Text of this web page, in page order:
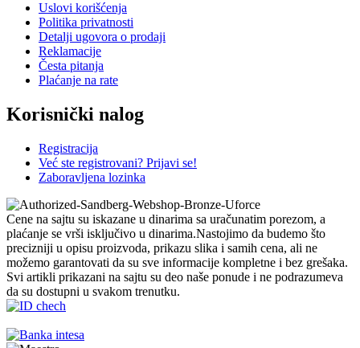
Uslovi korišćenja
Politika privatnosti
Detalji ugovora o prodaji
Reklamacije
Česta pitanja
Plaćanje na rate
Korisnički nalog
Registracija
Već ste registrovani? Prijavi se!
Zaboravljena lozinka
Cene na sajtu su iskazane u dinarima sa uračunatim porezom, a
plaćanje se vrši isključivo u dinarima.Nastojimo da budemo što
precizniji u opisu proizvoda, prikazu slika i samih cena, ali ne
možemo garantovati da su sve informacije kompletne i bez grešaka.
Svi artikli prikazani na sajtu su deo naše ponude i ne podrazumeva
da su dostupni u svakom trenutku.